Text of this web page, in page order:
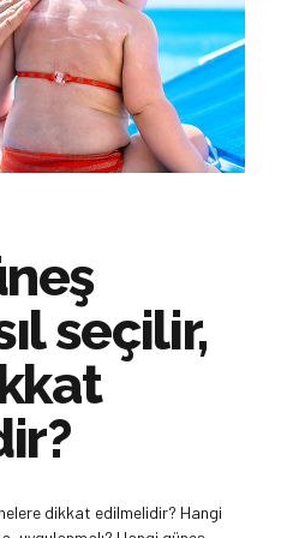
seçilir,
dikkat edilmelidir? Hangi